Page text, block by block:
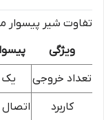
تفاوت شیر پیسوار
ویژگی
تعداد خروجی
کاربرد